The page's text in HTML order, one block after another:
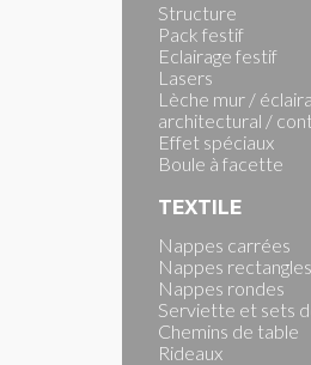
Structure
Pack festif
Eclairage festif
Lasers
Lèche mur /
architectural /
Effet spéciaux
Boule à facette
TEXTILE
Nappes carrées
Nappes rectangles
Nappes rondes
Serviette et sets
Chemins de table
Rideaux